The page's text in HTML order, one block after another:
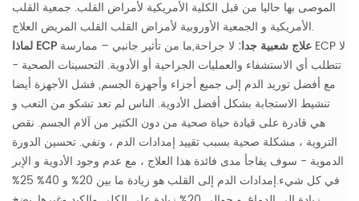
الموصى بها حاليا من قبل الكلية الأمريكية لأمراض القلب. جمعية القلب
الأمريكية و الجمعية الأوروبية لأمراض القلب القلب المريض العلاج.
لماذا ECP علاج شعبية جدا: لا جراحة,ما من تأثير جانبي – ممارسة ECP لا
تتطلب أي الاستشفاء والعمليات الجراحية أو الأدوية. التحسينات الصحية -
مع أفضل توريد الدم إلى جميع أجزاء وأجهزة الجسم, فشل الأجهزة أيضا
تنشيط الاستجابة بشكل أفضل الأدوية. الناس لم تعد تشكو من التعب و
هي قادرة على قيادة حياة صحية من دون الكثير من آلام الجسم. نقص
التروية ، مشكلة صحية بسبب تقييد إمدادات الدم ، ونفي. تحسين الدورة
الدموية - سوف يفاجأ مدى فائدة هذا العلاج ، مع عدم وجود الأدوية و الإبر
في كل شيء.إمدادات الدم إلى القلب هو زيادة ما بين 20% و 40% 25%